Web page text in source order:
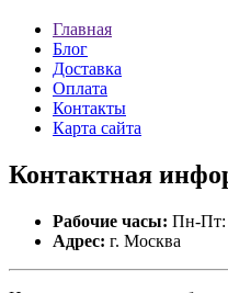
Главная
Блог
Доставка
Оплата
Контакты
Карта сайта
Контактная
Рабочие часы: Пн-Пт:
Адрес: г. Москва